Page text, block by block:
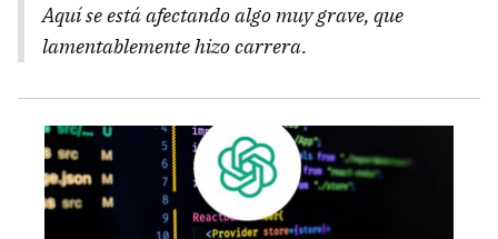
Aquí se está afectando algo muy grave, que
lamentablemente hizo carrera.